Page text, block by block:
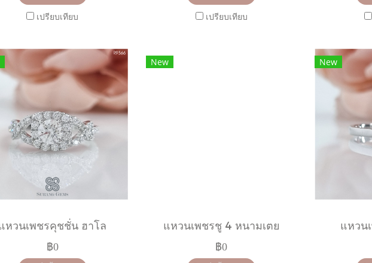
เปรียบเทียบ เปรียบเทียบ
หวนเพชรคุชชั่น ฮาโล
฿0
New
แหวนเพชรชู 4 หนามเตย
฿0
New
แหวน